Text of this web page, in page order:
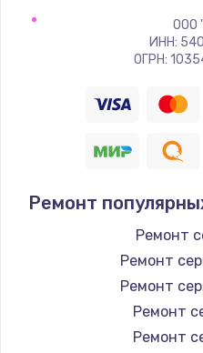
ООО
ИНН:
ОГРН:
Ремонт
Ремонт
Ремонт
Ремонт
Ремонт
Ремонт